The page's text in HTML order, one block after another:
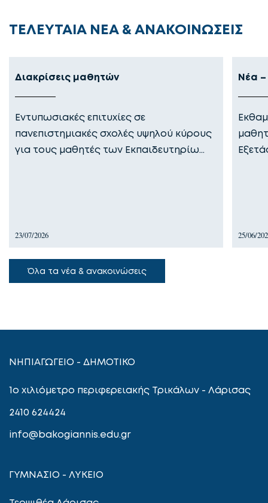
ΤΕΛΕΥΤΑΙΑ ΝΕΑ & ΑΝΑΚΟΙΝΩΣΕΙΣ
Διακρίσεις μαθητών
Εντυπωσιακές επιτυχίες σε
πανεπιστημιακές σχολές υψηλού κύρους
για τους μαθητές των Εκπαιδευτηρίω…
23/07/2026
Νέα –
25/06/
Όλα τα νέα & ανακοινώσεις
ΝΗΠΙΑΓΩΓΕΙΟ - ΔΗΜΟΤΙΚΟ
1ο χιλιόμετρο περιφερειακής Τρικάλων - Λάρισας
2410 624424
info@bakogiannis.edu.gr
ΓΥΜΝΑΣΙΟ - ΛΥΚΕΙΟ